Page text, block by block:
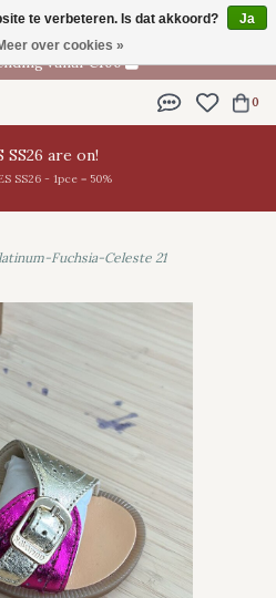
vanaf €100
0
SS26 are on!
SS26 - 1pce = 50%
Fuchsia-Celeste 21
te verbeteren. Is dat akkoord?
Ja
over cookies »